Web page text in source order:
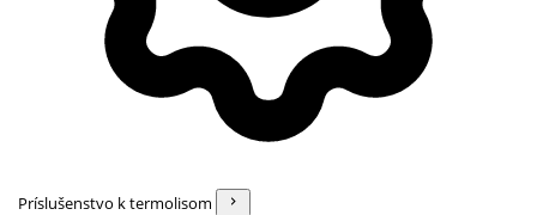
Príslušenstvo k termolisom